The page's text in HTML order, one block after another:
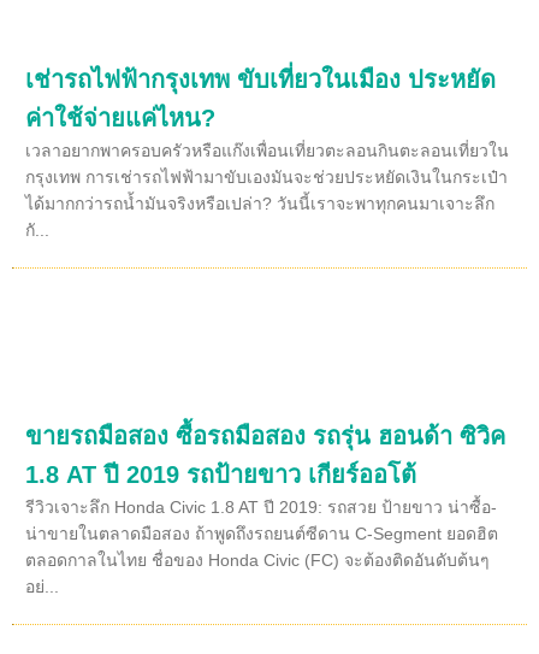
เช่ารถไฟฟ้ากรุงเทพ ขับเที่ยวในเมือง ประหยัด
ค่าใช้จ่ายแค่ไหน?
เวลาอยากพาครอบครัวหรือแก๊งเพื่อนเที่ยวตะลอนกินตะลอนเที่ยวใน
กรุงเทพ การเช่ารถไฟฟ้ามาขับเองมันจะช่วยประหยัดเงินในกระเป๋า
ได้มากกว่ารถน้ำมันจริงหรือเปล่า? วันนี้เราจะพาทุกคนมาเจาะลึก
กั...
ขายรถมือสอง ซื้อรถมือสอง รถรุ่น ฮอนด้า ซิวิค
1.8 AT ปี 2019 รถป้ายขาว เกียร์ออโต้
รีวิวเจาะลึก Honda Civic 1.8 AT ปี 2019: รถสวย ป้ายขาว น่าซื้อ-
น่าขายในตลาดมือสอง ถ้าพูดถึงรถยนต์ซีดาน C-Segment ยอดฮิต
ตลอดกาลในไทย ชื่อของ Honda Civic (FC) จะต้องติดอันดับต้นๆ
อย่...